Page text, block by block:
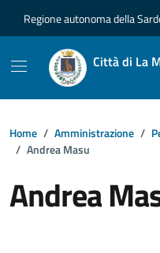
Regione autonoma della
Città di La
Home Amministrazione
Andrea Masu
Andrea